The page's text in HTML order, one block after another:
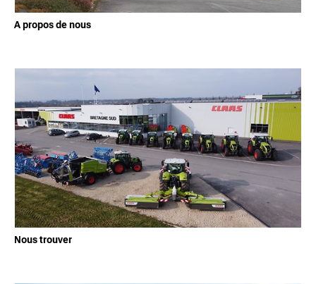
A propos de nous
Nous trouver